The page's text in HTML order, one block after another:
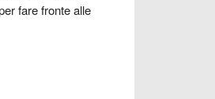
fare fronte alle